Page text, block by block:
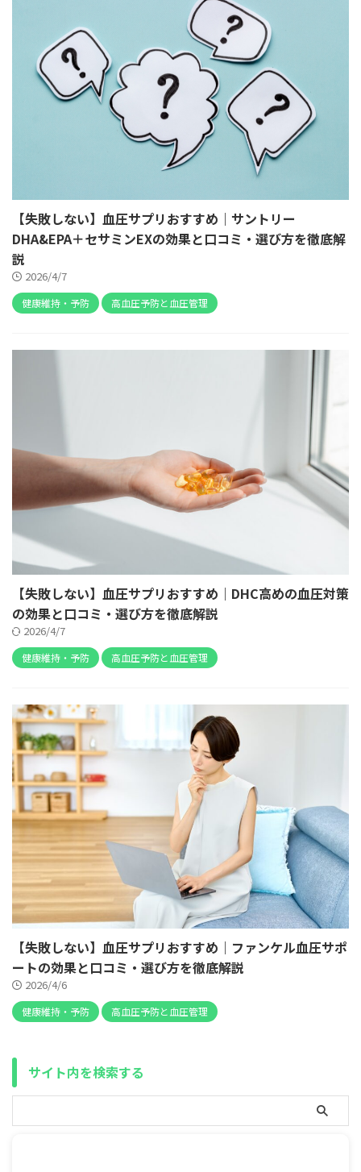
【失敗しない】血圧サプリおすすめ｜サントリー
DHA&EPA＋セサミンEXの効果と口コミ・選び方を徹底解
説
2026/4/7
健康維持・予防 高血圧予防と血圧管理
【失敗しない】血圧サプリおすすめ｜DHC高めの血圧対策
の効果と口コミ・選び方を徹底解説
2026/4/7
健康維持・予防 高血圧予防と血圧管理
【失敗しない】血圧サプリおすすめ｜ファンケル血圧サポ
ートの効果と口コミ・選び方を徹底解説
2026/4/6
健康維持・予防 高血圧予防と血圧管理
サイト内を検索する